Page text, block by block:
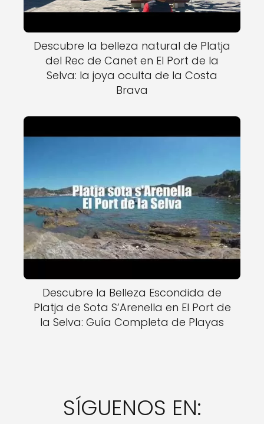
Descubre la belleza natural de Platja
del Rec de Canet en El Port de la
Selva: la joya oculta de la Costa
Brava
Descubre la Belleza Escondida de
Platja de Sota S’Arenella en El Port de
la Selva: Guía Completa de Playas
SÍGUENOS EN: